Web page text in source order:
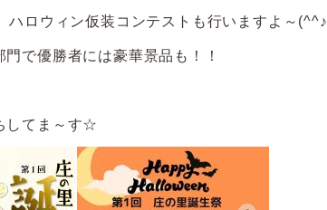
ハロウィン仮装コンテストも行いますよ～(^^♪
で優勝者には豪華景品も！！
してま～す☆